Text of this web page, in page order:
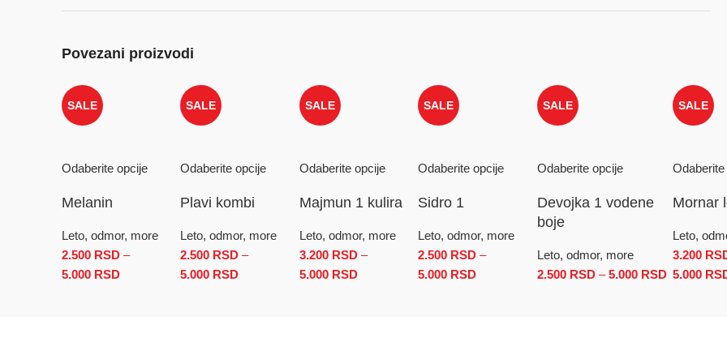
Povezani proizvodi
SALE
Odaberite opcije
Melanin
Leto, odmor, more
2.500 RSD –
5.000 RSD Raspon cena: od 2.500 RSD do 5.000 RSD
SALE
Odaberite opcije
Plavi kombi
Leto, odmor, more
2.500 RSD –
5.000 RSD Raspon cena: od 2.500 RSD do 5.000 RSD
SALE
Odaberite opcije
Majmun 1 kulira
Leto, odmor, more
3.200 RSD –
5.000 RSDRaspon cena: od 3.200 RSD do 5.000 RSD
SALE
Odaberite opcije
Sidro 1
Leto, odmor, more
2.500 RSD –
5.000 RSD Raspon cena: od 2.500 RSD do 5.000 RSD
SALE
Odaberite opcije
Devojka 1 vodene
boje
Leto, odmor, more
2.500 RSD – 5.000 RSDRaspon
SALE
Mornar
Leto,
3.200
5.000